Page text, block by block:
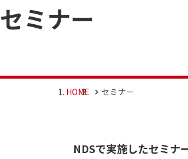
セミナー
HOME セミナー
NDSで実施したセミナ